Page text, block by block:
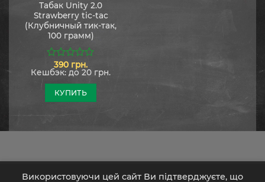
Табак Unity 2.0
Strawberry tic-tac
(Клубничный тик-так,
100 грамм)
из
5
390 грн.
Кешбэк: до 20 грн.
КУПИТЬ
Використовуючи цей сайт Ви підтверджуєте, що